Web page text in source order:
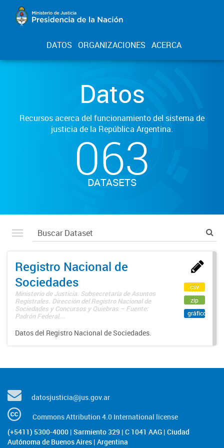
DATOS ORGANIZACIONES ACERCA
Datos
Recursos acerca del funcionamiento del sistema de
justicia de la República Argentina.
063
DATASETS
Registro Nacional de
Sociedades
Ministerio de Justicia. Subsecretaría de Asuntos
Registrales. Dirección del Registro Nacional de
Sociedades y Concursos y Quiebras – Fuente:
Padrón Federal...
Datos del Registro Nacional de Sociedades.
csv
zip
gráfico
datosjusticia@jus.gov.ar
Commons Attribution 4.0 International license
(+5411) 5300-4000 | Sarmiento 329 | C 1041 AAG | Ciudad
Autónoma de Buenos Aires | Argentina